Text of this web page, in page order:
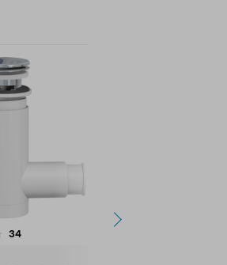
34recensioner
4.5 av 5 stjärnor